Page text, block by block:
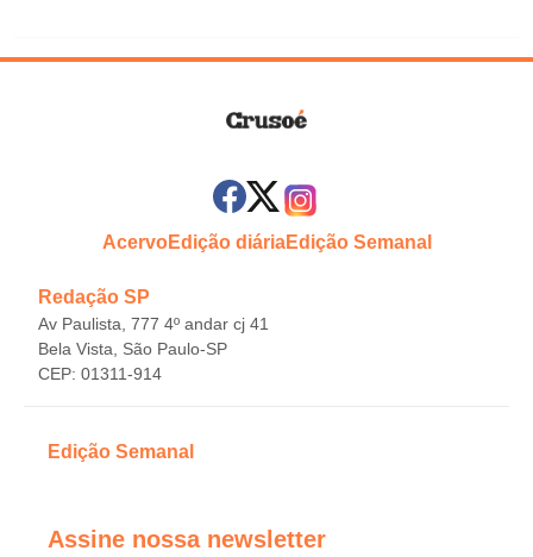
AcervoEdição diáriaEdição Semanal
Redação SP
Av Paulista, 777 4º andar cj 41
Bela Vista, São Paulo-SP
CEP: 01311-914
Edição Semanal
Assine nossa newsletter